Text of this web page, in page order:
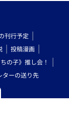
刊行予定
投稿漫画
ちの子》推し会！
ターの送り先